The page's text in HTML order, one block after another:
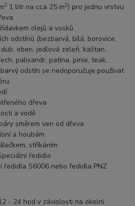
2 1 litr na cca 25 m2) pro jednu vrstvu
olejů a vosků
odstínů (bezbarvá, bílá, borovice,
eben, jedlová zeleň, kaštan,
palisandr, patina, pinie, teak,
odstín se nedoporučuje používat
dřeva
a vodě
směrem ven od dřeva
a houbám
stříkáním
ředidlo
ředidla S6006 nebo ředidla PNZ
- 24 hod v závislosti na okolní